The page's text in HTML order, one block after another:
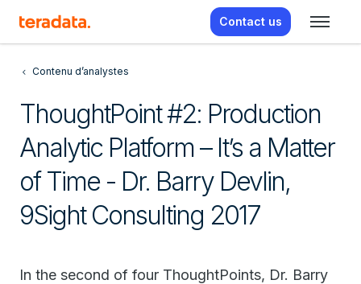
Contact us
Contenu d’analystes
ThoughtPoint #2: Production
Analytic Platform – It’s a Matter
of Time - Dr. Barry Devlin,
9Sight Consulting 2017
In the second of four ThoughtPoints, Dr. Barry